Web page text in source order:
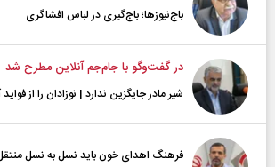
باج‌نیوزها؛ باج‌گیری در لباس افشاگری
در گفت‌و‌گو با جام‌جم آنلاین مطرح شد
شیر مادر جایگزین ندارد | نوزادان را از
فرهنگ اهدای خون باید نسل به نسل